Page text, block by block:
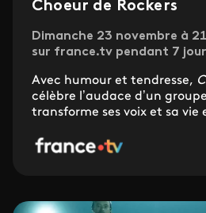
Choeur de Rockers
Dimanche 23 novembre à
sur france.tv pendant 7
Avec humour et tendresse,
célèbre l’audace d’un
transforme ses voix et sa vie